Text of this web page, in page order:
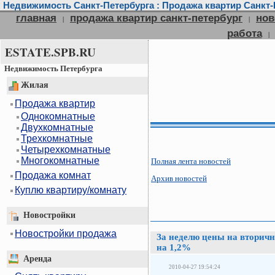
Недвижимость Санкт-Петербурга : Продажа квартир
главная | продажа квартир санкт-петербург |
работа
|
ESTATE.SPB.RU
Недвижимость Петербурга
Жилая
Продажа квартир
Однокомнатные
Двухкомнатные
Трехкомнатные
Четырехкомнатные
Многокомнатные
Продажа комнат
Куплю квартиру/комнату
Новостройки
Новостройки продажа
Аренда
Полная лента новостей
Архив новостей
За неделю цены на
на 1,2%
2010-04-27 19:54:24